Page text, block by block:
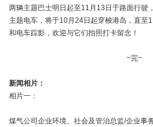
两辆主题巴士明日起至11月13日于路面行驶
主题电车，将于10月24日起穿梭港岛，直至
和电车踪影，欢迎与它们拍照打卡留念！
~完~
新闻相片：
相片一：
煤气公司企业环境、社会及管治总监/企业事